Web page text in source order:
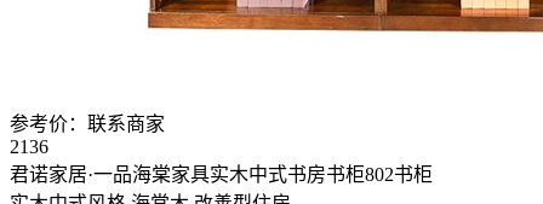
参考价： 联系商家
2136
君诺家居·一品海棠家具实木中式书房书柜802书柜